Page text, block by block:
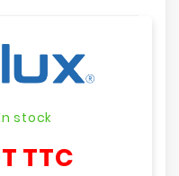
stock
TTC